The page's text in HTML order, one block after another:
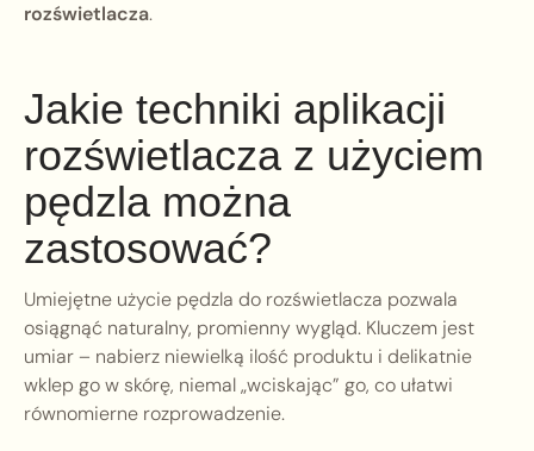
rozświetlacza.
Jakie techniki aplikacji
rozświetlacza z użyciem
pędzla można
zastosować?
Umiejętne użycie pędzla do rozświetlacza pozwala
osiągnąć naturalny, promienny wygląd. Kluczem jest
umiar – nabierz niewielką ilość produktu i delikatnie
wklep go w skórę, niemal „wciskając” go, co ułatwi
równomierne rozprowadzenie.